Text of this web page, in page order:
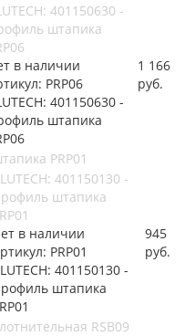
401150630 -
штапика
в наличии
PRP06
401150630 -
штапика
1 166
руб.
PRP01
401150130 -
штапика
в наличии
PRP01
401150130 -
штапика
945
руб.
RSB09